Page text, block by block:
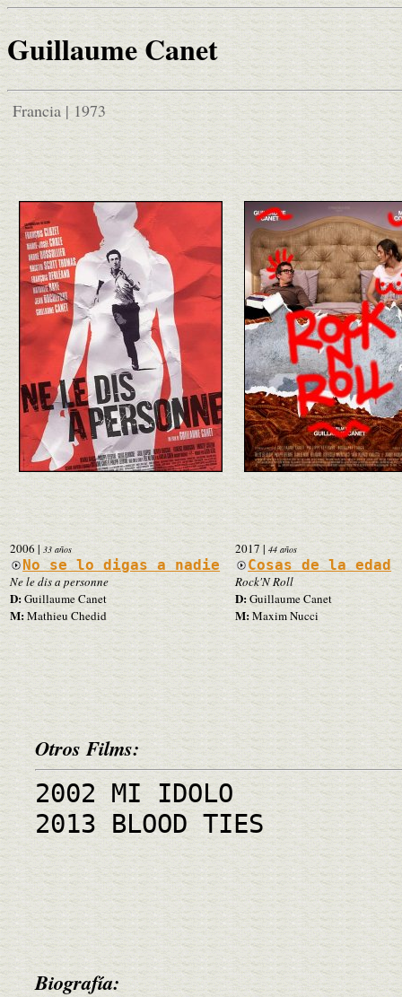
Guillaume Canet
Francia | 1973
2006 | 33 años
No se lo digas a nadie
Ne le dis a personne
D:Guillaume Canet
M:Mathieu Chedid
2017 | 44 años
Cosas de la edad
Rock'N Roll
D:Guillaume Canet
M:Maxim Nucci
Otros Films:
2002 MI IDOLO
2013 BLOOD TIES
Biografía: